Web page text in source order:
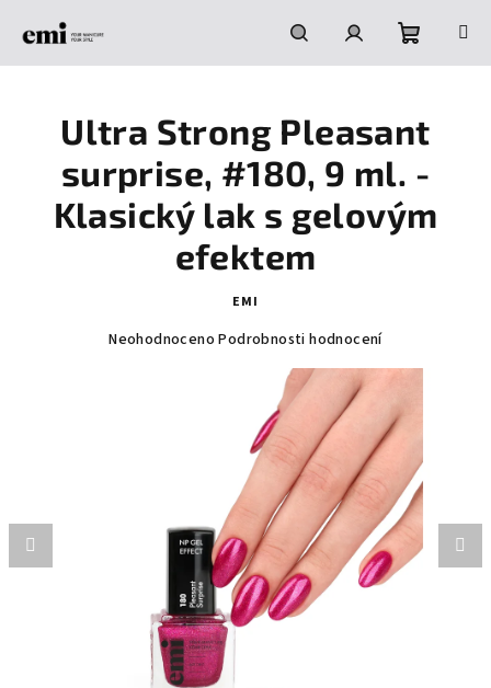
HledatPřihlášeníNákupní
košík
Ultra Strong Pleasant
surprise, #180, 9 ml. -
Klasický lak s gelovým
efektem
EMI
Průměrné
Neohodnoceno Podrobnosti hodnocení